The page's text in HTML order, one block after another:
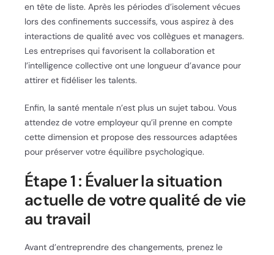
en tête de liste. Après les périodes d’isolement vécues
lors des confinements successifs, vous aspirez à des
interactions de qualité avec vos collègues et managers.
Les entreprises qui favorisent la collaboration et
l’intelligence collective ont une longueur d’avance pour
attirer et fidéliser les talents.
Enfin, la santé mentale n’est plus un sujet tabou. Vous
attendez de votre employeur qu’il prenne en compte
cette dimension et propose des ressources adaptées
pour préserver votre équilibre psychologique.
Étape 1 : Évaluer la situation
actuelle de votre qualité de vie
au travail
Avant d’entreprendre des changements, prenez le